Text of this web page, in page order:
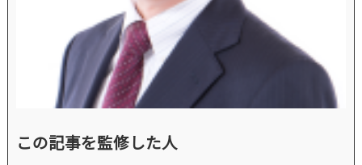
この記事を監修した人